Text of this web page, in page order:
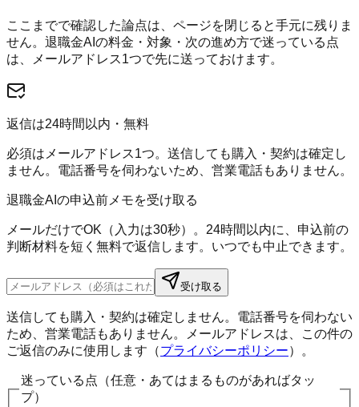
ここまでで確認した論点は、ページを閉じると手元に残りま
せん。 退職金AI の料金・対象・次の進め方で迷っている点
は、メールアドレス1つで先に送っておけます。
返信は24時間以内・無料
必須はメールアドレス1つ。送信しても購入・契約は確定し
ません。電話番号を伺わないため、営業電話もありません。
退職金AIの申込前メモを受け取る
メールだけでOK（入力は30秒）。24時間以内に、申込前の
判断材料を短く無料で返信します。いつでも中止できます。
受け取る
送信しても購入・契約は確定しません。電話番号を伺わない
ため、営業電話もありません。メールアドレスは、この件の
ご返信のみに使用します（プライバシーポリシー）。
迷っている点（任意・あてはまるものがあればタッ
プ）